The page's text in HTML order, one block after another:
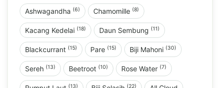
Ashwagandha (6) Chamomille (8)
Kacang Kedelai (18) Daun Sembung (11)
Blackcurrant (15) Pare (15) Biji Mahoni (30)
Sereh (13) Beetroot (10) Rose Water (7)
(13) (22)